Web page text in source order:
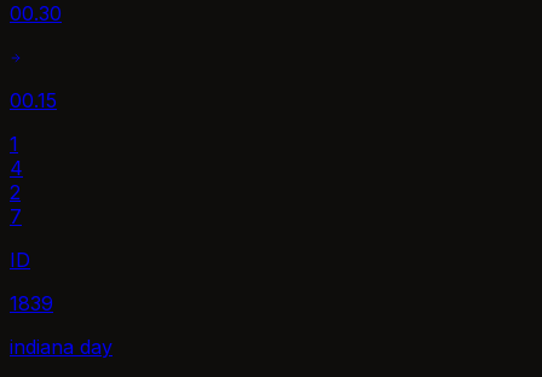
00.30
00.15
1
4
2
7
ID
1839
indiana day